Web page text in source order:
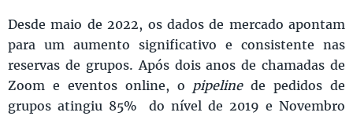
Desde maio de 2022, os dados de mercado apontam
para um aumento significativo e consistente nas
reservas de grupos. Após dois anos de chamadas de
Zoom e eventos online, o pipelinede pedidos de
grupos atingiu 85% do nível de 2019 e Novembro